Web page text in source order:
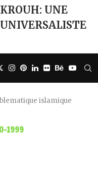
UNE
islamique
1999